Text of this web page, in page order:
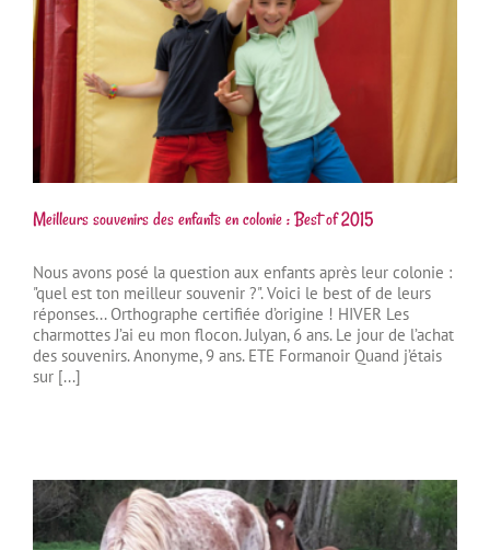
Meilleurs souvenirs des enfants en colonie : Best of 2015
Nous avons posé la question aux enfants après leur colonie :
"quel est ton meilleur souvenir ?". Voici le best of de leurs
réponses... Orthographe certifiée d’origine ! HIVER Les
charmottes J’ai eu mon flocon. Julyan, 6 ans. Le jour de l’achat
des souvenirs. Anonyme, 9 ans. ETE Formanoir Quand j’étais
sur [...]